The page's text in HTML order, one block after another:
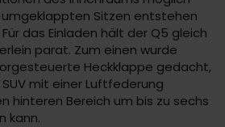
Sitzen entstehen
das Einladen hält der Q5 gleich
parat. Zum einen wurde
Heckklappe gedacht,
mit einer Luftfederung
hinteren Bereich um bis zu sechs
kann.